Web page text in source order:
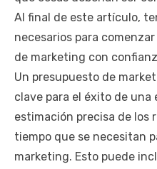
Al final de este artículo,
necesarios para
de marketing con
Un presupuesto de
clave para el éxito de una
estimación precisa de los
tiempo que se necesitan
marketing. Esto puede